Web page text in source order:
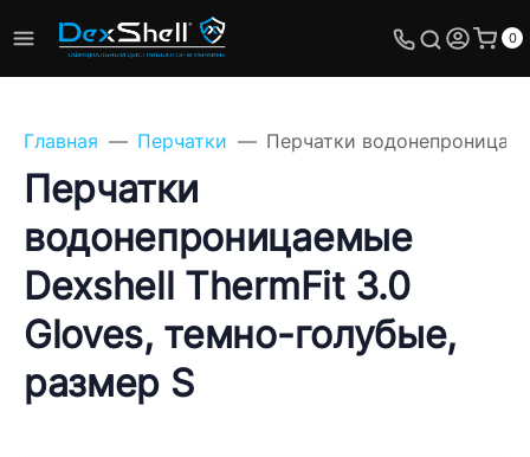
0
Главная Перчатки Перчатки
Перчатки
водонепроницаемые
Dexshell ThermFit 3.0
Gloves, темно-голубые,
размер S
Задайте свой вопрос,
мы обязательно